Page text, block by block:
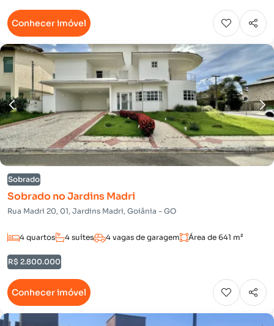
Conhecer imóvel
Sobrado
Sobrado no Jardins Madri
Rua Madri 20, 01, Jardins Madri, Goiânia - GO
4 quartos 4 suítes 4 vagas de garagem Área de 641 m²
R$ 2.800.000
Conhecer imóvel